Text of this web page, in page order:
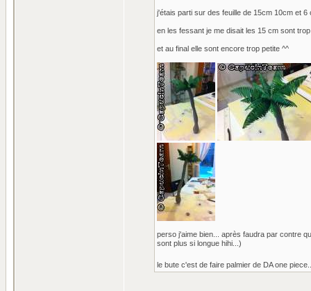
j'étais parti sur des feuille de 15cm 10cm et 6
en les fessant je me disait les 15 cm sont
et au final elle sont encore trop petite ^^
perso j'aime bien... après faudra par contre
sont plus si longue hihi...)
le bute c'est de faire palmier de DA one